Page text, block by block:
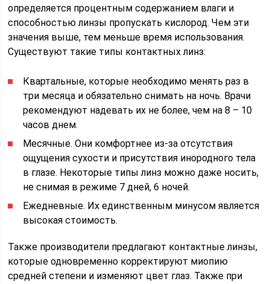
определяется процентным содержанием влаги и
способностью линзы пропускать кислород. Чем эти
значения выше, тем меньше время использования.
Существуют такие типы контактных линз:
Квартальные, которые необходимо менять раз в
три месяца и обязательно снимать на ночь. Врачи
рекомендуют надевать их не более, чем на 8 – 10
часов днем.
Месячные. Они комфортнее из-за отсутствия
ощущения сухости и присутствия инородного тела
в глазе. Некоторые типы линз можно даже носить,
не снимая в режиме 7 дней, 6 ночей.
Ежедневные. Их единственным минусом является
высокая стоимость.
Также производители предлагают контактные линзы,
которые одновременно корректируют миопию
средней степени и изменяют цвет глаз. Также при